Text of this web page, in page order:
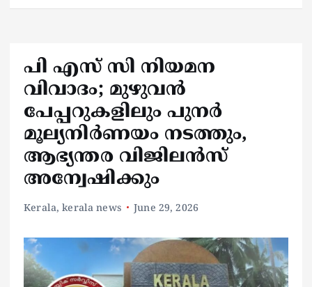
പി എസ് സി നിയമന
വിവാദം; മുഴുവൻ
പേപ്പറുകളിലും പുനർ
മൂല്യനിർണയം നടത്തും,
ആഭ്യന്തര വിജിലൻസ്
അന്വേഷിക്കും
Kerala,kerala news June 29, 2026